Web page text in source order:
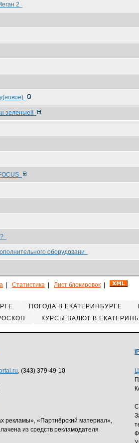
2
зеленые!!
оборудовани
Статистика Лист блокировок
ПОГОДА В ЕКАТЕРИНБУРГЕ
КУРСЫ ВАЛЮТ В
, (343) 379-49-10
рекламы», «Партнёрский материал»,
из средств рекламодателя